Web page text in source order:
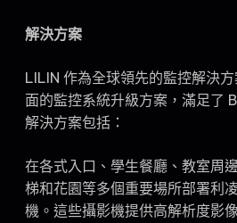
解決方案
LILIN 作為全球領先的監控解決
面的監控系統升級方案，滿足了
解決方案包括：
在各式入口、學生餐廳、教室周
梯和花園等多個重要場所部署利
機。這些攝影機提供高解析度影